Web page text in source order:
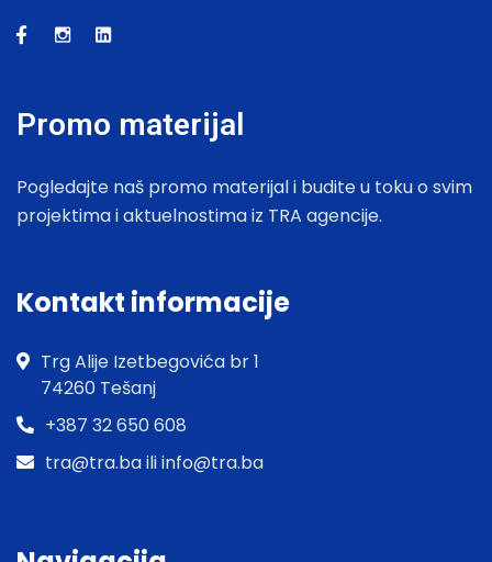
Promo materijal
Pogledajte naš promo materijal i budite u toku o svim
projektima i aktuelnostima iz TRA agencije.
Kontakt informacije
Trg Alije Izetbegovića br 1
74260 Tešanj
+387 32 650 608
tra@tra.ba ili info@tra.ba